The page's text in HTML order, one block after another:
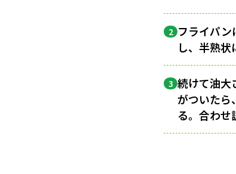
2 フライパ
し、半熟状
3 続けて油大
がついたら
る。合わせ